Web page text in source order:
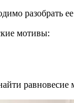
разобрать
мотивы: